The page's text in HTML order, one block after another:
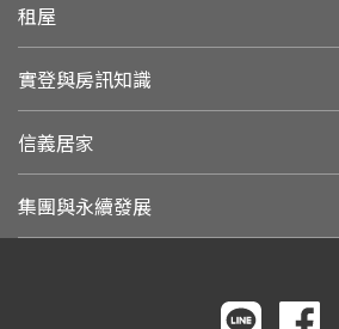
租屋
實登與房訊知識
信義居家
集團與永續發展